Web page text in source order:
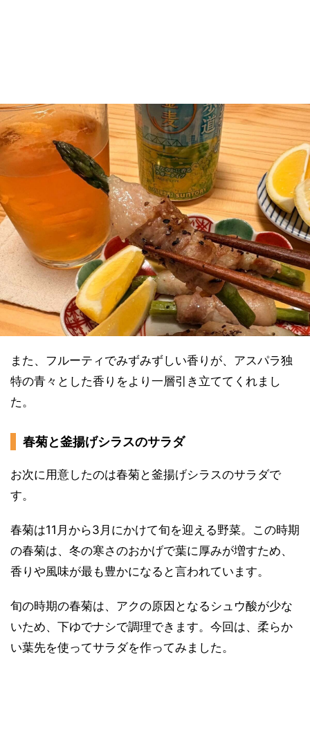
また、フルーティでみずみずしい香りが、アスパラ独
特の青々とした香りをより一層引き立ててくれまし
た。
春菊と釜揚げシラスのサラダ
お次に用意したのは春菊と釜揚げシラスのサラダで
す。
春菊は11月から3月にかけて旬を迎える野菜。この時期
の春菊は、冬の寒さのおかげで葉に厚みが増すため、
香りや風味が最も豊かになると言われています。
旬の時期の春菊は、アクの原因となるシュウ酸が少な
いため、下ゆでナシで調理できます。今回は、柔らか
い葉先を使ってサラダを作ってみました。